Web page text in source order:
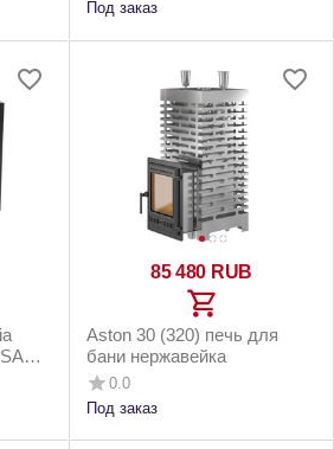
Под заказ
85 480 RUB
Aston 30 (320) печь для
бани нержавейка
0.0
Под заказ